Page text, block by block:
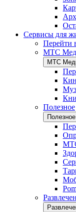
Сервисы для
Перейти
МТС
МТС
Полезное
Полезное